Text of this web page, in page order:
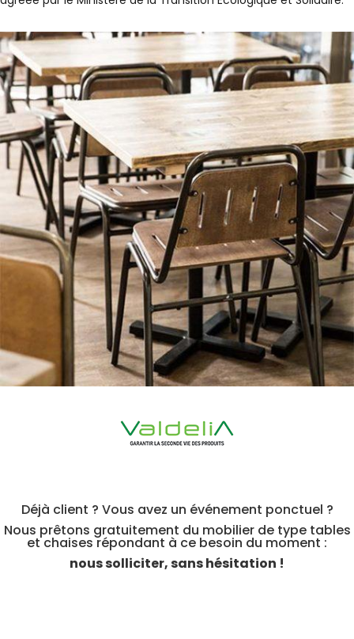
Déjà client ? Vous avez un événement ponctuel ?
Nous prêtons gratuitement du mobilier de type tables
et chaises répondant à ce besoin du moment :
nous solliciter, sans hésitation !